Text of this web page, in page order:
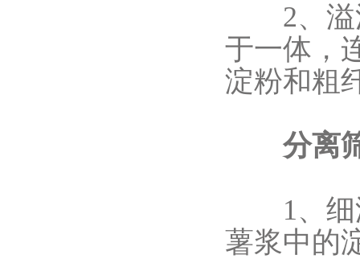
2、溢流
于一体，
淀粉和粗
分离筛
1、细滤
薯浆中的